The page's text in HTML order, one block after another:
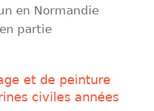
en Normandie
partie
et de peinture
civiles années